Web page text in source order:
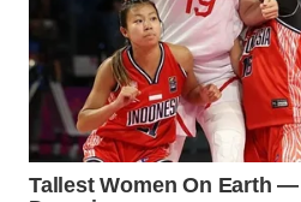
BOROBUDUR
WN
MADURA
WN
SURABAYA